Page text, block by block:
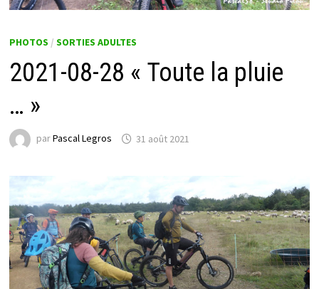
PHOTOS / SORTIES ADULTES
2021-08-28 « Toute la pluie
… »
parPascal Legros 31 août 2021